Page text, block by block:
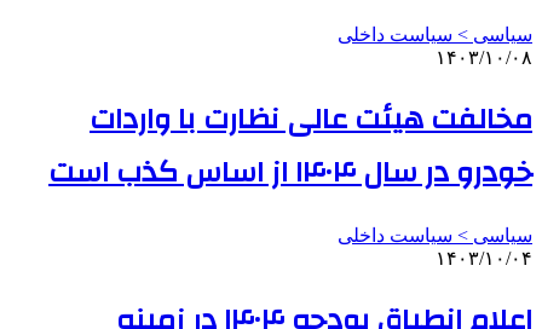
سیاسی > سیاست داخلی
۱۴۰۳/۱۰/۰۸
مخالفت هیئت عالی نظارت با واردات
خودرو در سال ۱۴۰۴ از اساس کذب است
سیاسی > سیاست داخلی
۱۴۰۳/۱۰/۰۴